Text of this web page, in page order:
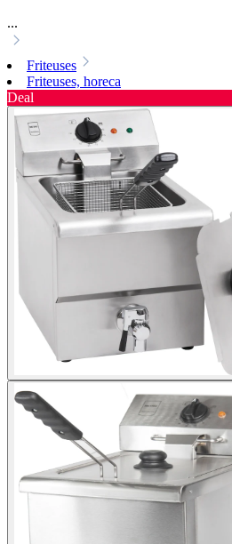
...
Friteuses
Friteuses, horeca
Deal